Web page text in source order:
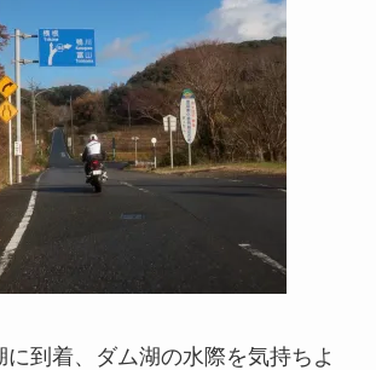
に到着、ダム湖の水際を気持ちよ